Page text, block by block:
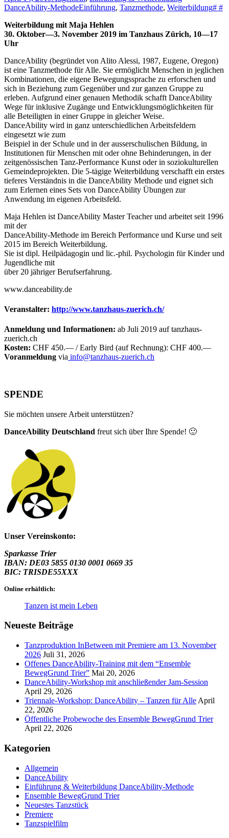
DanceAbility-MethodeEinführung, Tanzmethode, Weiterbildung# #
Weiterbildung mit Maja Hehlen
30. Oktober—3. November 2019 im Tanzhaus Zürich, 10—17
Uhr
DanceAbility (begründet von Alito Alessi, 1987, Eugene, Oregon)
ist eine Tanzmethode für Alle. Sie ermöglicht Menschen in jeglichen
Kombinationen, die eigene Bewegungssprache zu erforschen und
sich in Beziehung zum Gegenüber und zur ganzen Gruppe zu
erleben. Aufgrund einer genauen Methodik schafft DanceAbility
Wege für inklusive Zugänge und Entwicklungsmöglichkeiten für
alle Beteiligten in einer Gruppe in gleicher Weise.
DanceAbility wird in ganz unterschiedlichen Arbeitsfeldern
eingesetzt wie zum
Beispiel in der Schule und in der ausserschulischen Bildung, in
Institutionen für Menschen mit oder ohne Behinderungen, in der
zeitgenössischen Tanz-Performance Kunst oder in soziokulturellen
Gemeindeprojekten. Die 5-tägige Weiterbildung verschafft ein erstes
tieferes Verständnis in die DanceAbility Methode und eignet sich
zum Erlernen eines Sets von DanceAbility Übungen zur
Anwendung im eigenen Arbeitsfeld.
Maja Hehlen ist DanceAbility Master Teacher und arbeitet seit 1996
mit der
DanceAbility-Methode im Bereich Performance und Kurse und seit
2015 im Bereich Weiterbildung.
Sie ist dipl. Heilpädagogin und lic.-phil. Psychologin für Kinder und
Jugendliche mit
über 20 jähriger Berufserfahrung.
www.danceability.de
Veranstalter: http://www.tanzhaus-zuerich.ch/
Anmeldung und Informationen: ab Juli 2019 auf tanzhaus-
zuerich.ch
Kosten: CHF 450.— / Early Bird (auf Rechnung): CHF 400.—
Voranmeldung via info@tanzhaus-zuerich.ch
SPENDE
Sie möchten unsere Arbeit unterstützen?
DanceAbility Deutschland freut sich über Ihre Spende! 🙂
Unser Vereinskonto:
Sparkasse Trier
IBAN: DE03 5855 0130 0001 0669 35
BIC: TRISDE55XXX
Online erhältlich:
Tanzen ist mein Leben
Neueste Beiträge
Tanzproduktion InBetween mit Premiere am 13. November
2026 Juli 31, 2026
Offenes DanceAbility-Training mit dem “Ensemble
BewegGrund Trier” Mai 20, 2026
DanceAbility-Workshop mit anschließender Jam-Session
April 29, 2026
Triennale-Workshop: DanceAbility – Tanzen für Alle April
22, 2026
Öffentliche Probewoche des Ensemble BewegGrund Trier
April 22, 2026
Kategorien
Allgemein
DanceAbility
Einführung & Weiterbildung DanceAbility-Methode
Ensemble BewegGrund Trier
Neuestes Tanzstück
Premiere
Tanzspielfilm